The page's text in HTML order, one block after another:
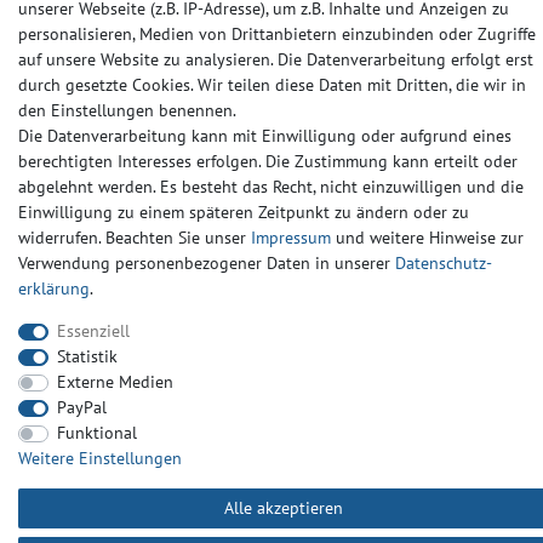
Barrierefreiheitserklärung Widerrufs­recht Kontakt
unserer Webseite (z.B. IP-Adresse), um z.B. Inhalte und Anzeigen zu
personalisieren, Medien von Drittanbietern einzubinden oder Zugriffe
auf unsere Website zu analysieren. Die Datenverarbeitung erfolgt erst
durch gesetzte Cookies. Wir teilen diese Daten mit Dritten, die wir in
den Einstellungen benennen.
Die Datenverarbeitung kann mit Einwilligung oder aufgrund eines
berechtigten Interesses erfolgen. Die Zustimmung kann erteilt oder
abgelehnt werden. Es besteht das Recht, nicht einzuwilligen und die
Einwilligung zu einem späteren Zeitpunkt zu ändern oder zu
widerrufen. Beachten Sie unser Impressum und weitere Hinweise zur
Verwendung personenbezogener Daten in unserer Daten­schutz­
erklärung.
Essenziell
Statistik
Externe Medien
PayPal
Funktional
Weitere Einstellungen
Alle akzeptieren
© Copyright 2024-2025 | Alle Rechte vorbehalten.
Widerrufs­recht Widerrufs­formular Impressum
Daten­schutz­erklärung AGB Kontakt